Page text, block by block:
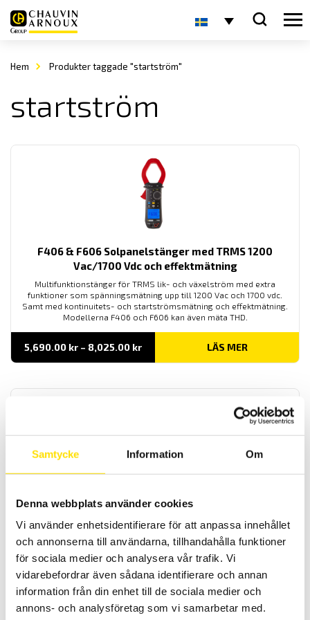
Samtycke Information Om
Denna webbplats använder cookies
Vi använder enhetsidentifierare för att anpassa innehållet
och annonserna till användarna, tillhandahålla funktioner
för sociala medier och analysera vår trafik. Vi
vidarebefordrar även sådana identifierare och annan
information från din enhet till de sociala medier och
annons- och analysföretag som vi samarbetar med.
Hem Produkter taggade "startström"
startström
F406 & F606 Solpanelstänger med TRMS 1200
Vac/1700 Vdc och effektmätning
Multifunktionstänger för TRMS lik- och växelström med extra
funktioner som spänningsmätning upp till 1200 Vac och 1700 vdc.
Samt med kontinuitets- och startströmsmätning och effektmätning.
Modellerna F406 och F606 kan även mäta THD.
5,690.00 kr – 8,025.00 krPrisintervall:
till
LÄS MER
Multifunktionstänger med växelströmsmätning TRMS samt
spänning upp till 1700 V ac/dc, kontinuitet och startströmsmätning.
2,995.00 kr –4,060.00kr Prisintervall:
2,995.00 kr
till
4,060.00 kr
LÄS MER